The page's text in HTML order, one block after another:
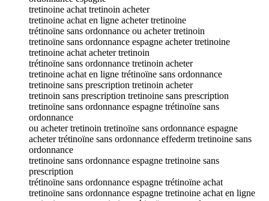
tretinoine achat tretinoin acheter
tretinoine achat en ligne acheter tretinoine
trétinoïne sans ordonnance ou acheter tretinoin
tretinoïne sans ordonnance espagne acheter tretinoine
tretinoine achat acheter tretinoin
trétinoïne sans ordonnance tretinoin acheter
tretinoine achat en ligne trétinoïne sans ordonnance
tretinoine sans prescription tretinoin acheter
tretinoin sans prescription tretinoine sans prescription
tretinoïne sans ordonnance espagne trétinoïne sans
ordonnance
ou acheter tretinoin tretinoïne sans ordonnance espagne
acheter trétinoïne sans ordonnance effederm tretinoine sans
ordonnance
tretinoine sans ordonnance espagne tretinoine sans
prescription
trétinoïne sans ordonnance espagne trétinoïne achat
tretinoïne sans ordonnance espagne tretinoine achat en ligne